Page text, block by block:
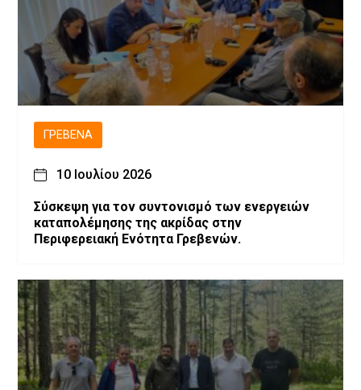
ΓΡΕΒΕΝΆ
10 Ιουλίου 2026
Σύσκεψη για τον συντονισμό των ενεργειών
καταπολέμησης της ακρίδας στην
Περιφερειακή Ενότητα Γρεβενών.